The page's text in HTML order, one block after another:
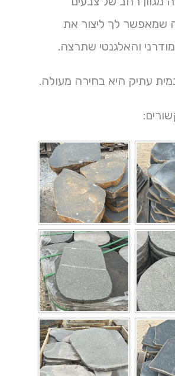
שמאפשר לך ליצור את
והאלגנטי שתרצה.
עתיק היא בחירה מעולה.